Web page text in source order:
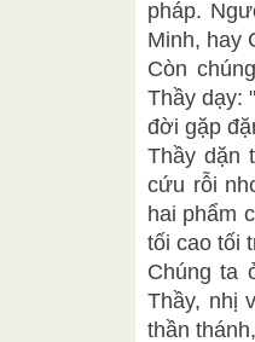
pháp.
Minh, hay
Còn
Thầy dạy:
đời gặp
Thầy dặn
cứu rỗi
hai phẩm
tối cao tối
Chúng ta
Thầy, nhị
thần